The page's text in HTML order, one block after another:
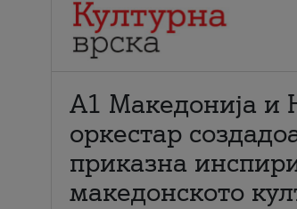
А1 Македонија и
оркестар
приказна
македонското